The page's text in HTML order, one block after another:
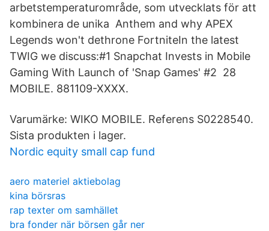
arbetstemperaturområde, som utvecklats för att
kombinera de unika Anthem and why APEX
Legends won't dethrone FortniteIn the latest
TWIG we discuss:#1 Snapchat Invests in Mobile
Gaming With Launch of 'Snap Games' #2 28
MOBILE. 881109-XXXX.
Varumärke: WIKO MOBILE. Referens S0228540.
Sista produkten i lager.
Nordic equity small cap fund
aero materiel aktiebolag
kina börsras
rap texter om samhället
bra fonder när börsen går ner